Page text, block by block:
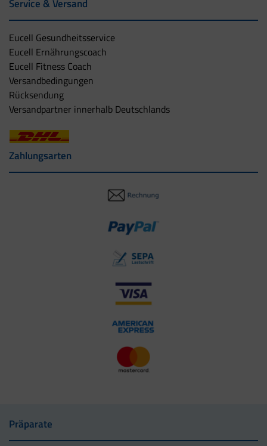
Service & Versand
Eucell Gesundheitsservice
Eucell Ernährungscoach
Eucell Fitness Coach
Versandbedingungen
Rücksendung
Versandpartner innerhalb Deutschlands
Zahlungsarten
Präparate